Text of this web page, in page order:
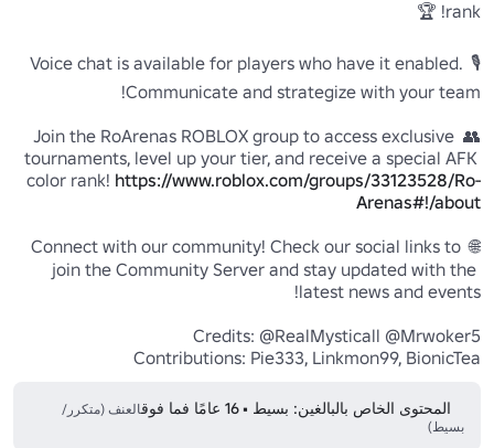
🎙️ Voice chat is available for players who have it enabled.
👥 Join the RoArenas ROBLOX group to access exclusive
tournaments, level up your tier, and receive a special AFK
color rank! https://www.roblox.com/groups/33123528/Ro-
Arenas#!/about
🌐 Connect with our community! Check our social links to
join the Community Server and stay updated with the
Contributions: Pie333, Linkmon99, BionicTea
المحتوى الخاص بالبالغين: بسيط • 16 عامًا فما فوق
العنف (متكرر/
بسيط)